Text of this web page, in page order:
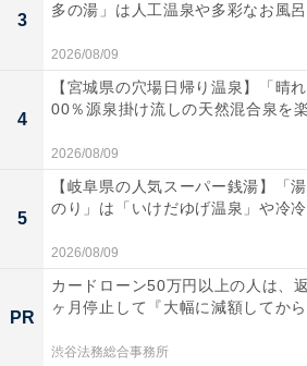
「塩原温泉 やまの宿 下藤屋」
「塩原温泉 やまの宿 下藤屋」には
が寄せられています。
3
多の湯」は人工温泉や多彩なお風呂
2026/08/09
4
【宮城県の穴場日帰り温泉】「晴
00％源泉掛け流しの天然混合泉を
2026/08/09
5
【岐阜県の人気スーパー銭湯】「
のり」は「いけだゆげ温泉」や冷冷
2026/08/09
PR
カードローン50万円以上の人は、
ヶ月停止して『大幅に減額してから
渋谷法務総合事務所